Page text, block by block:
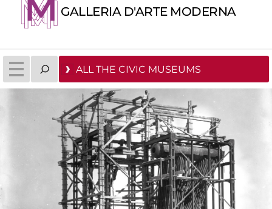
GALLERIA D'ARTE MODERNA
ALL THE CIVIC MUSEUMS